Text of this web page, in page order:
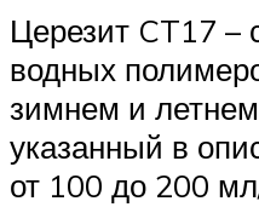
Церезит CT17 –
водных
зимнем и
указанный в
от 100 до 200